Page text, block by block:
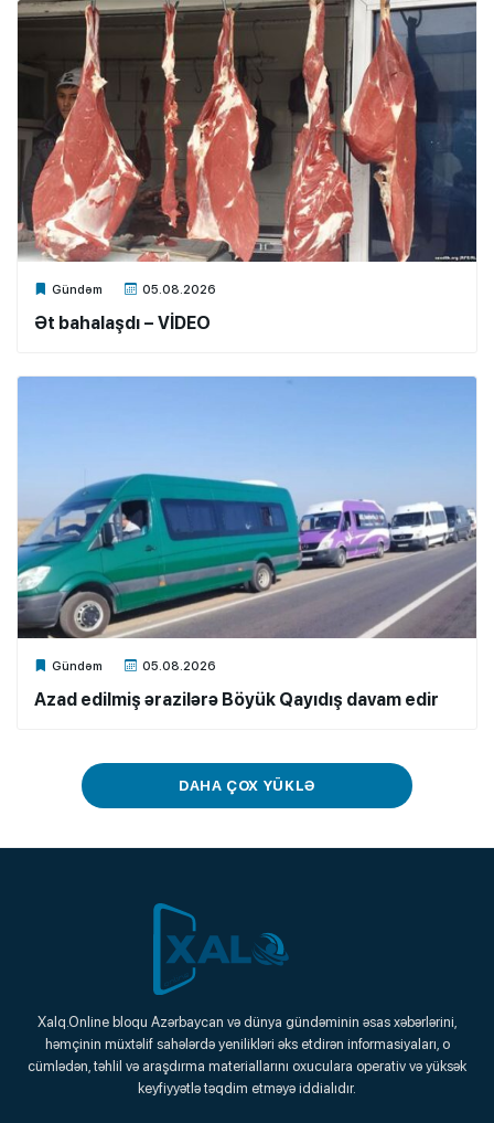
Gündəm 05.08.2026
Xalq.Online
Ət bahalaşdı – VİDEO
Gündəm 05.08.2026
Xalq.Online
Azad edilmiş ərazilərə Böyük Qayıdış davam edir
DAHA ÇOX YÜKLƏ
Xalq.Online
Onlayn Platforma
Xalq.Online bloqu Azərbaycan və dünya gündəminin əsas xəbərlərini,
həmçinin müxtəlif sahələrdə yenilikləri əks etdirən informasiyaları, o
cümlədən, təhlil və araşdırma materiallarını oxuculara operativ və yüksək
keyfiyyətlə təqdim etməyə iddialıdır.